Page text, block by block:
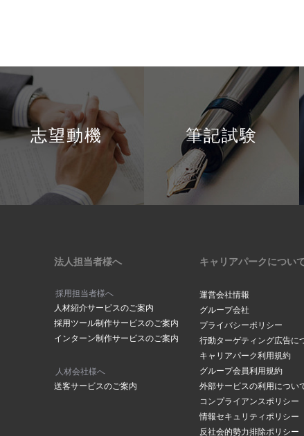
志望動機 筆記試験
法人担当者様へ
採用担当者様へ
人材紹介サービスのご案内
採用ツール制作サービスのご案内
インターン制作サービスのご案内
人材会社様へ
送客サービスのご案内
キャリアパークについ
運営会社情報
グループ会社
プライバシーポリシー
行動ターゲティング広告に
キャリアパーク利用規約
グループ会員利用規約
外部サービスの利用につい
コンプライアンスポリシー
情報セキュリティポリシー
反社会的勢力排除ポリシー